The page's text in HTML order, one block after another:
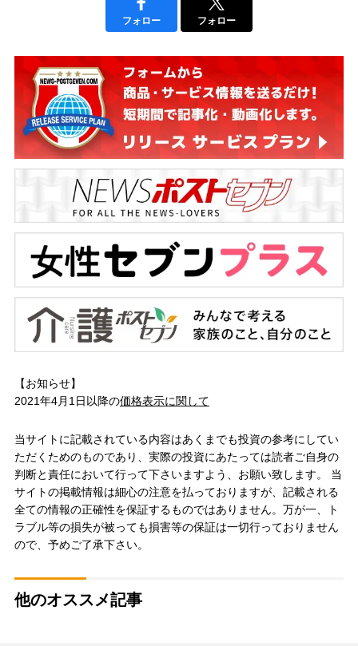
フォロー フォロー
【お知らせ】
2021年4月1日以降の価格表示に関して
当サイトに記載されている内容はあくまでも投資の参考にしてい
ただくためのものであり、実際の投資にあたっては読者ご自身の
判断と責任において行って下さいますよう、お願い致します。 当
サイトの掲載情報は細心の注意を払っておりますが、記載される
全ての情報の正確性を保証するものではありません。万が一、ト
ラブル等の損失が被っても損害等の保証は一切行っておりません
ので、予めご了承下さい。
他のオススメ記事